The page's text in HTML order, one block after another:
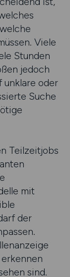
Viele
Stunden
jedoch
unklare oder
Suche
Teilzeitjobs
mit
der
sind.